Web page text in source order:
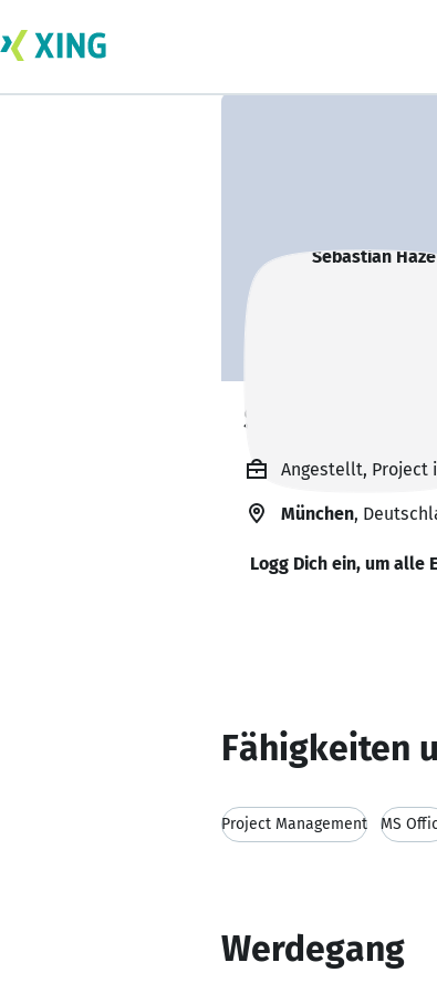
Sebastian
Angestellt, Project
München,
Logg Dich ein, um alle
Fähigkeiten
Project Management MS
Werdegang